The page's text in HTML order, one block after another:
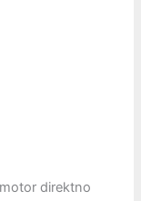
direktno